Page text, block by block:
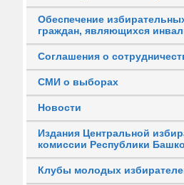
Обеспечение
граждан, являющихся
Соглашения о
СМИ о выборах
Новости
Издания Центральной
комиссии Республики
Клубы молодых